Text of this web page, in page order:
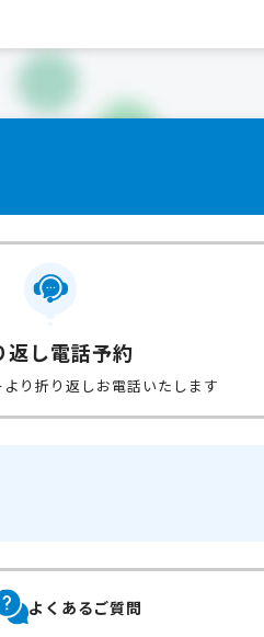
返し電話予約
り折り返しお電話いたします
よくあるご質問